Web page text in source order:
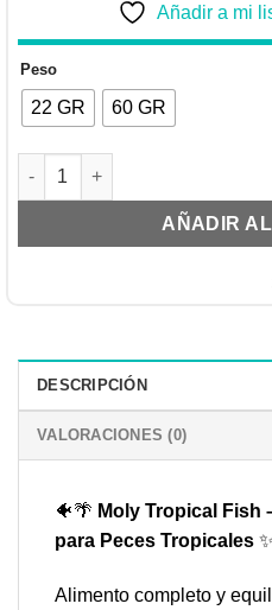
Añadir a mi
Peso
22 GR 60 GR
SERA VIPAN FLAKES |
AÑADIR
DESCRIPCIÓN
VALORACIONES (0)
🐠🌴 Moly Tropical Fish
para Peces Tropicales ✨
Alimento completo y